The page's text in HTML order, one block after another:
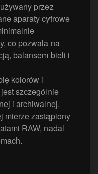
przez
aparaty cyfrowe
co pozwala na
balansem bieli i
kolorów i
szczególnie
i archiwalnej.
mierze zastąpiony
RAW, nadal